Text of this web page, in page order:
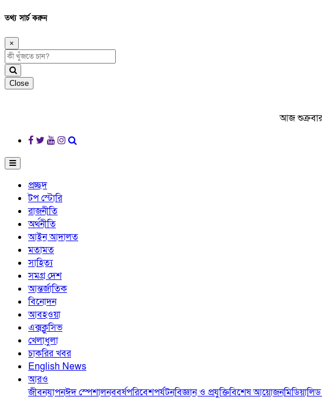
তথ্য সার্চ করুন
×
Close
আজ
প্রচ্ছদ
টপ স্টোরি
রাজনীতি
অর্থনীতি
আইন আদালত
মতামত
সাহিত্য
সমগ্র দেশ
আন্তর্জাতিক
বিনোদন
আবহওয়া
এক্সক্লুসিভ
খেলাধুলা
চাকরির খবর
English News
আরও
জীবনযাপনঈদ স্পেশালনববর্ষপরিবেশপর্যটনবিজ্ঞান ও প্রযুক্তিবিশেষ আয়োজনমিডিয়া